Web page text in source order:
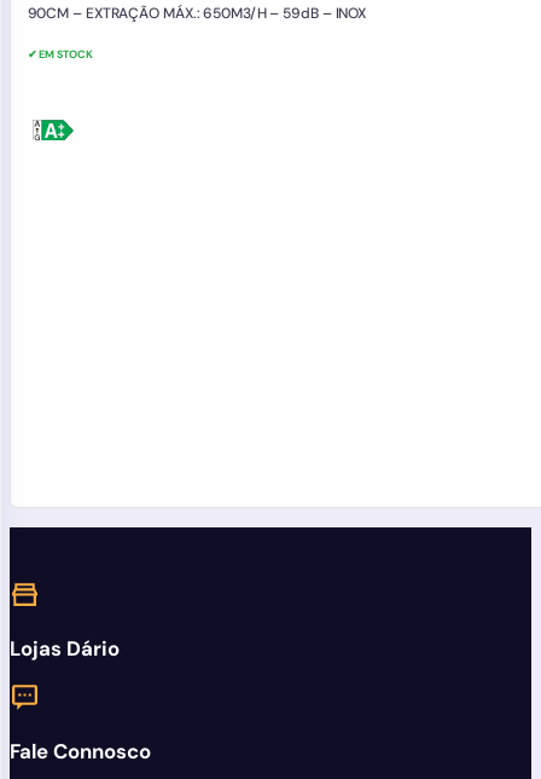
90CM – EXTRAÇÃO MÁX.: 650M3/H – 59dB – INOX
✔ EM STOCK
Lojas Dário
Fale Connosco